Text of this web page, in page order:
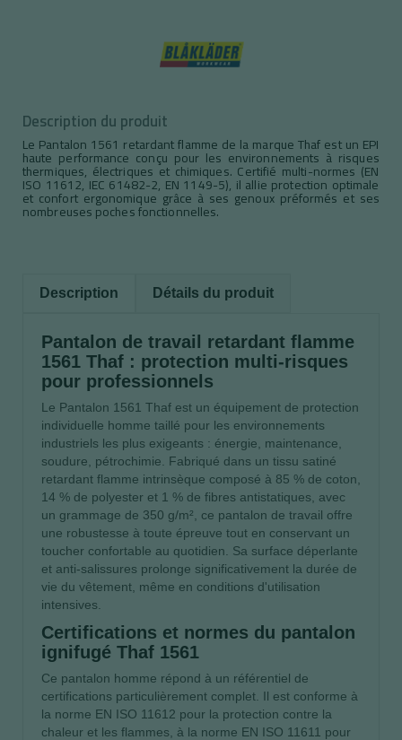
Description du produit
Le Pantalon 1561 retardant flamme de la marque Thaf est un EPI
haute performance conçu pour les environnements à risques
thermiques, électriques et chimiques. Certifié multi-normes (EN
ISO 11612, IEC 61482-2, EN 1149-5), il allie protection optimale
et confort ergonomique grâce à ses genoux préformés et ses
nombreuses poches fonctionnelles.
Description Détails du produit
Pantalon de travail retardant flamme
1561 Thaf : protection multi-risques
pour professionnels
Le Pantalon 1561 Thaf est un équipement de protection
individuelle homme taillé pour les environnements
industriels les plus exigeants : énergie, maintenance,
soudure, pétrochimie. Fabriqué dans un tissu satiné
retardant flamme intrinsèque composé à 85 % de coton,
14 % de polyester et 1 % de fibres antistatiques, avec
un grammage de 350 g/m², ce pantalon de travail offre
une robustesse à toute épreuve tout en conservant un
toucher confortable au quotidien. Sa surface déperlante
et anti-salissures prolonge significativement la durée de
vie du vêtement, même en conditions d'utilisation
intensives.
Certifications et normes du pantalon
ignifugé Thaf 1561
Ce pantalon homme répond à un référentiel de
certifications particulièrement complet. Il est conforme à
la norme EN ISO 11612 pour la protection contre la
chaleur et les flammes, à la norme EN ISO 11611 pour